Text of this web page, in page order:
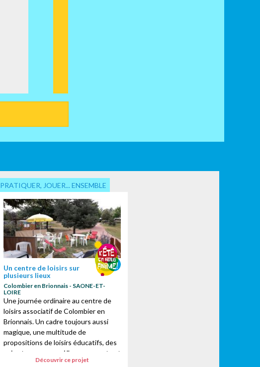
PRATIQUER, JOUER... ENSEMBLE
Un centre de loisirs sur
plusieurs lieux
Colombier en Brionnais - SAONE-ET-
LOIRE
Une journée ordinaire au centre de
loisirs associatif de Colombier en
Brionnais. Un cadre toujours aussi
magique, une multitude de
propositions de loisirs éducatifs, des
animateurs pour qui l'engagement est
une valeur...Découvrir ce projet